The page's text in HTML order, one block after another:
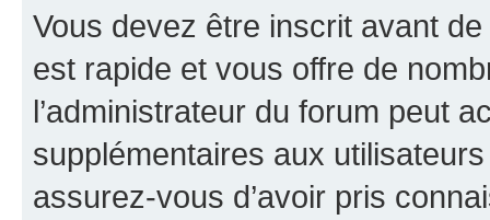
Vous devez être inscrit avant
est rapide et vous offre de
l’administrateur du forum peut
supplémentaires aux
assurez-vous d’avoir pris